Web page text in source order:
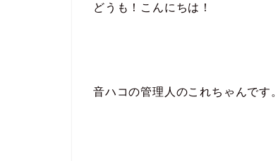
どうも！こんにちは！
音ハコの管理人のこれちゃんです。